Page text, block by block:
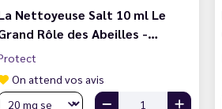
Nettoyeuse Salt 10 ml Le
Rôle des Abeilles -…
On attend vos avis